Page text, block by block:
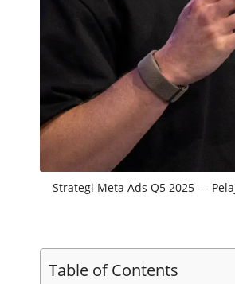
Strategi Meta Ads Q5 2025 —
Table of Contents